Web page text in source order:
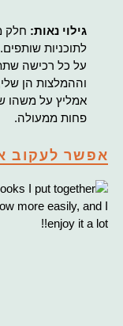
גילוי נאות: חלק
לתוכניות
על כל רכישה
וההמלצות הן
אמליץ על משהו
פחות ממעולה.
אפשר לעקוב